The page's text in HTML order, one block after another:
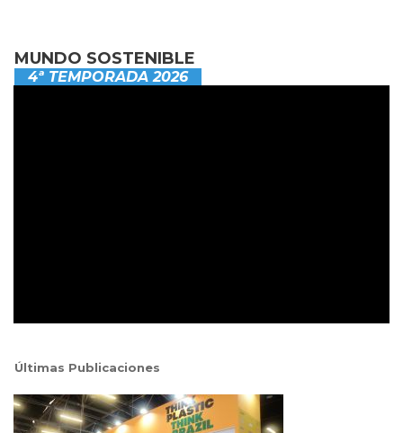
MUNDO SOSTENIBLE
4ª TEMPORADA 2026
Últimas Publicaciones